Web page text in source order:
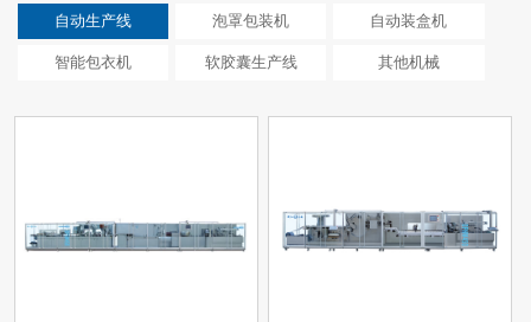
自动生产线 泡罩包装机 自动装盒机
智能包衣机 软胶囊生产线 其他机械